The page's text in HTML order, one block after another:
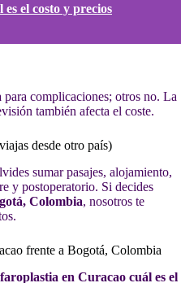
el costo y precios
complicaciones; otros no. La
también afecta el coste.
desde otro país)
sumar pasajes, alojamiento,
y postoperatorio. Si decides
Colombia, nosotros te
frente a Bogotá, Colombia
en Curacao cuál es el